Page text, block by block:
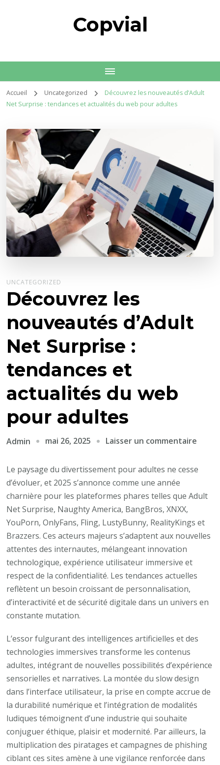
Copvial
Accueil Uncategorized
Découvrez les nouveautés d’Adult
Net Surprise : tendances et actualités du web pour adultes
UNCATEGORIZED
Découvrez les
nouveautés d’Adult
Net Surprise :
tendances et
actualités du web
pour adultes
Admin mai 26, 2025 Laisser un commentaire
les
:
web
Le paysage du divertissement pour adultes ne cesse
d’évoluer, et 2025 s’annonce comme une année
charnière pour les plateformes phares telles que Adult
Net Surprise, Naughty America, BangBros, XNXX,
YouPorn, OnlyFans, Fling, LustyBunny, RealityKings et
Brazzers. Ces acteurs majeurs s’adaptent aux nouvelles
attentes des internautes, mélangeant innovation
technologique, expérience utilisateur immersive et
respect de la confidentialité. Les tendances actuelles
reflètent un besoin croissant de personnalisation,
d’interactivité et de sécurité digitale dans un univers en
constante mutation.
L’essor fulgurant des intelligences artificielles et des
technologies immersives transforme les contenus
adultes, intégrant de nouvelles possibilités d’expérience
sensorielles et narratives. La montée du slow design
dans l’interface utilisateur, la prise en compte accrue de
la durabilité numérique et l’intégration de modalités
ludiques témoignent d’une industrie qui souhaite
conjuguer éthique, plaisir et modernité. Par ailleurs, la
multiplication des piratages et campagnes de phishing
ciblant ces sites amène à une vigilance renforcée dans